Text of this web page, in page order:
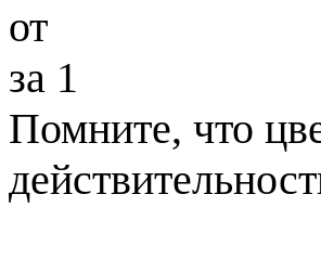
от
за 1
Помните, что